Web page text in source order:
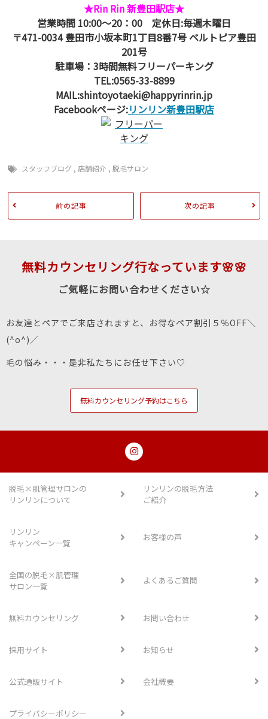
★Rin Rin 新豊田駅店★
営業時間 10:00～20：00 定休日:毎週木曜日
〒471-0034 豊田市小坂本町1丁目8番7号 ベルトピア豊田
201号
駐車場：3時間無料フリーパーキング
TEL:0565-33-8899
MAIL:shintoyotaeki@happyrinrin.jp
Facebookページ:リンリン新豊田駅店
スタッフブログ , 店舗紹介 ,脱毛サロン
前の記事 次の記事
無料カウンセリング行なっています🌸🌸
ご気軽にお問い合わせください☆
お友達とペアでご来店されますと、お得なペア割引５％OFF＼
(^o^)／
毛の悩み・・・是非私たちにお任せ下さい♡
無料カウンセリング予約はこちら
脱毛×肌管理サロンの
リンリンについて
リンリンの脱毛方法
ご紹介
リンリン
キャンペーン一覧
お客様の声
全国の脱毛×肌管理
サロン一覧
よくあるご質問
無料カウンセリング お問い合わせ
採用サイト お知らせ
公式通販サイト 会社概要
プライバシーポリシー